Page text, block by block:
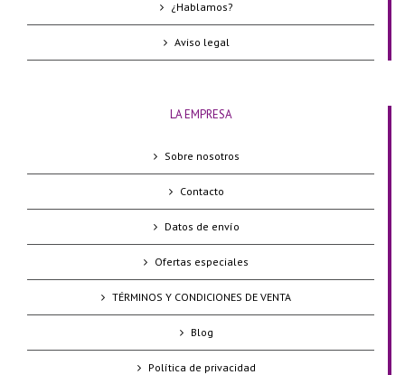
¿Hablamos?
Aviso legal
LA EMPRESA
Sobre nosotros
Contacto
Datos de envío
Ofertas especiales
TÉRMINOS Y CONDICIONES DE VENTA
Blog
Política de privacidad